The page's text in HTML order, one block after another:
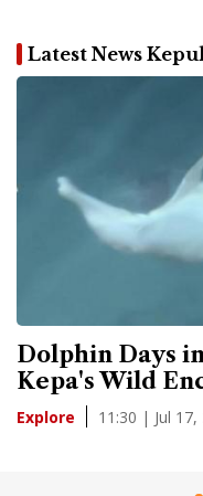
Latest News
Dolphin Days
Kepa's Wild
Explore 11:30 | Jul 17,